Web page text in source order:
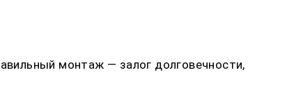
монтаж — залог долговечности,